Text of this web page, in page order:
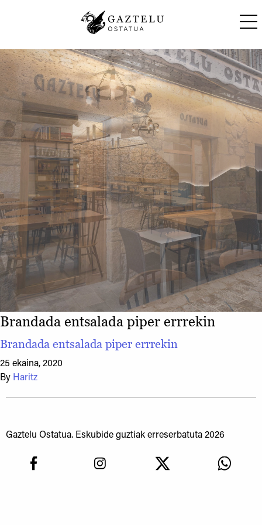
Brandada entsalada piper errrekin
Brandada entsalada piper errrekin
25 ekaina, 2020
By Haritz
Gaztelu Ostatua. Eskubide guztiak erreserbatuta 2026